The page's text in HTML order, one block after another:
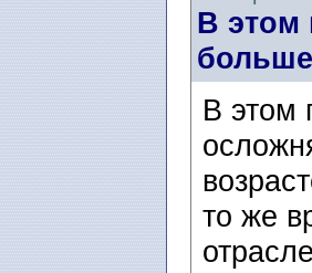
В этом
В этом
то же